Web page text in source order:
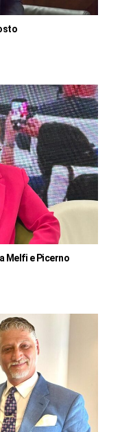
Melfi e Picerno